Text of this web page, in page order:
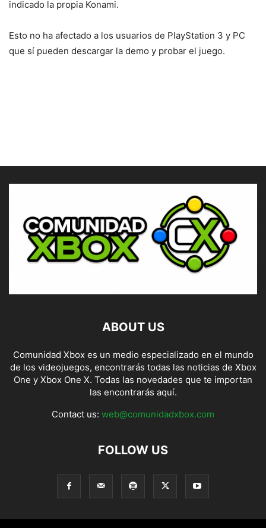
indicado la propia Konami.
Esto no ha afectado a los usuarios de PlayStation 3 y PC
que sí pueden descargar la demo y probar el juego.
ABOUT US
Comunidad Xbox es un medio especializado en el mundo
de los videojuegos, encontrarás todas las noticias de Xbox
One y Xbox One X. Todas las novedades que te importan
las encontrarás aquí.
Contact us: web@comunidadxbox.com
FOLLOW US